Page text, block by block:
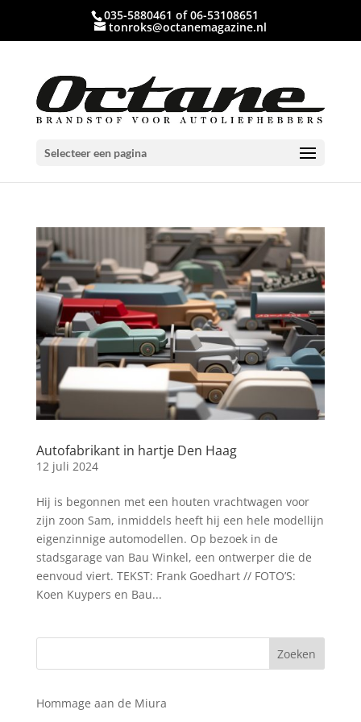
035-5880461 of 06-53108651
tonroks@octanemagazine.nl
Selecteer een pagina
Autofabrikant in hartje Den Haag
12 juli 2024
Hij is begonnen met een houten vrachtwagen voor
zijn zoon Sam, inmiddels heeft hij een hele modellijn
eigenzinnige automodellen. Op bezoek in de
stadsgarage van Bau Winkel, een ontwerper die de
eenvoud viert. TEKST: Frank Goedhart // FOTO’S:
Koen Kuypers en Bau...
Hommage aan de Miura